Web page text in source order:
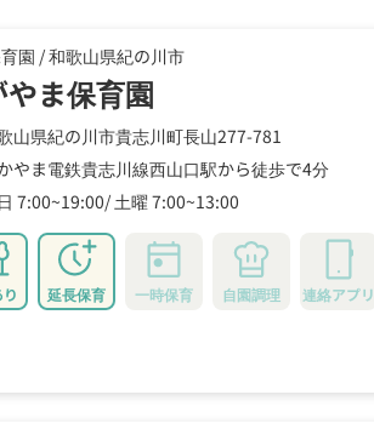
園 /和歌山県紀の川市
やま保育園
山県紀の川市貴志川町長山277-781
やま電鉄貴志川線西山口駅から徒歩で4分
7:00~19:00 土曜 7:00~13:00
延長保育 一時保育 自園調理 連絡アプリ